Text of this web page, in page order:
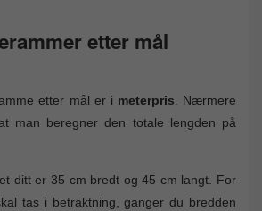
etter mål
etter mål er i meterpris. Nærmere
man beregner den totale lengden på
ditt er 35 cm bredt og 45 cm langt. For
tas i betraktning, ganger du bredden